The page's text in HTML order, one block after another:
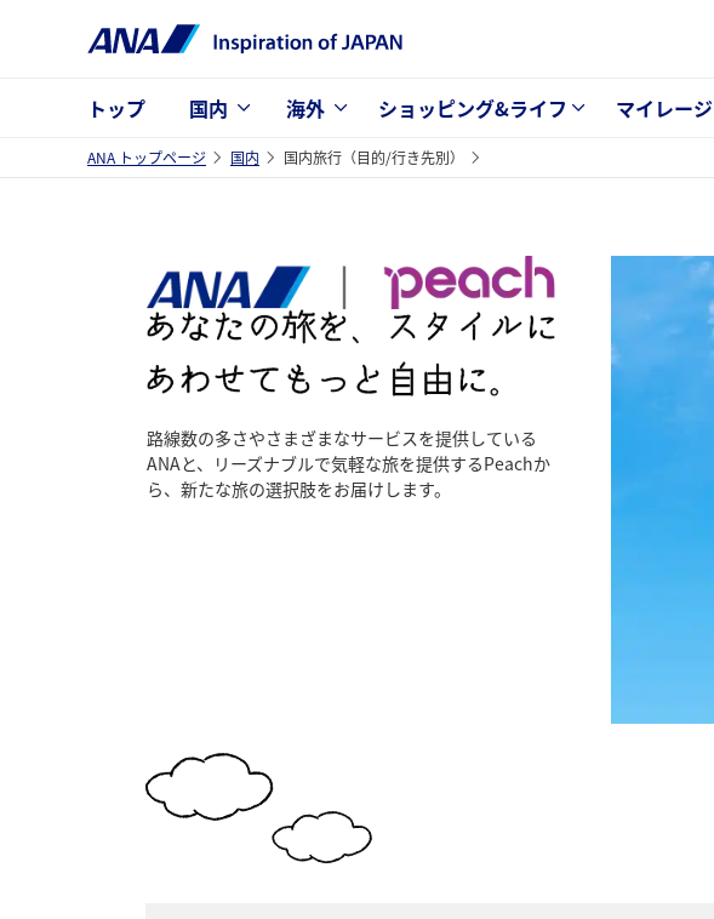
トップ 国内 海外 ショッピング&ライフ マイレージ
ANA トップページ 国内 国内旅行（目的/行き先別）
路線数の多さやさまざまなサービスを提供している
ANAと、リーズナブルで気軽な旅を提供するPeachか
ら、新たな旅の選択肢をお届けします。